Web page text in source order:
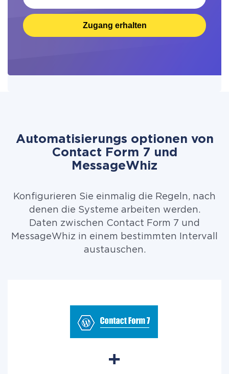
Zugang erhalten
Automatisierungs optionen von
Contact Form 7 und
MessageWhiz
Konfigurieren Sie einmalig die Regeln, nach
denen die Systeme arbeiten werden.
Daten zwischen Contact Form 7 und
MessageWhiz in einem bestimmten Intervall
austauschen.